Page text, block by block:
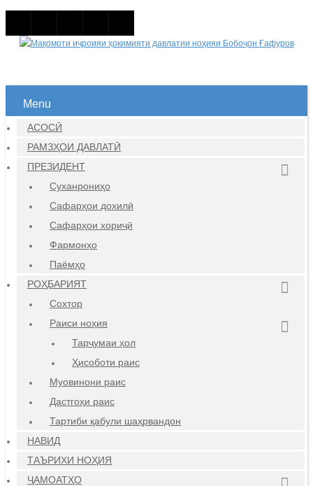
Menu
АСОСӢ
РАМЗҲОИ ДАВЛАТӢ
ПРЕЗИДЕНТ
Суханрониҳо
Сафарҳои дохилӣ
Сафарҳои хориҷӣ
Фармонҳо
Паёмҳо
РОҲБАРИЯТ
Сохтор
Раиси ноҳия
Тарҷумаи ҳол
Ҳисоботи раис
Муовинони раис
Дастгоҳи раис
Тартиби қабули шаҳрвандон
НАВИД
ТАЪРИХИ НОҲИЯ
ҶАМОАТҲО